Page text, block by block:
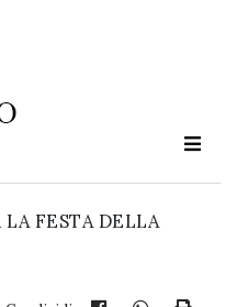
LA FESTA DELLA